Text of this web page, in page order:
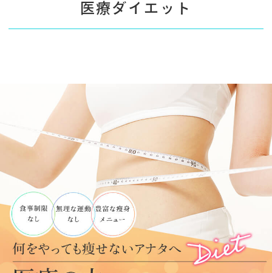
医療ダイエット